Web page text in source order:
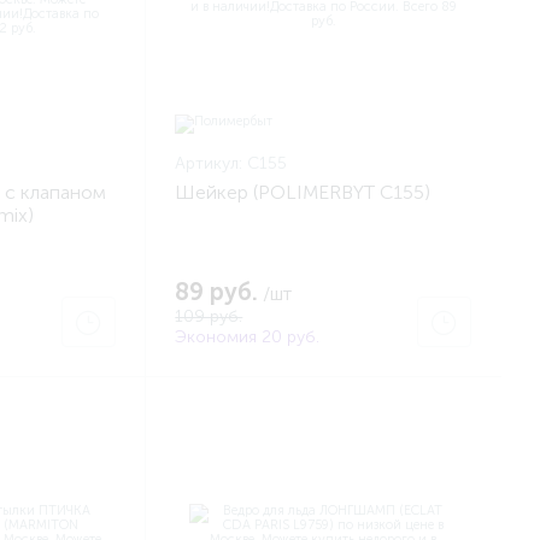
клапаном
Шейкер (POLIMERBYT C155)
89 руб. /шт
109 руб.
Экономия 20 руб.